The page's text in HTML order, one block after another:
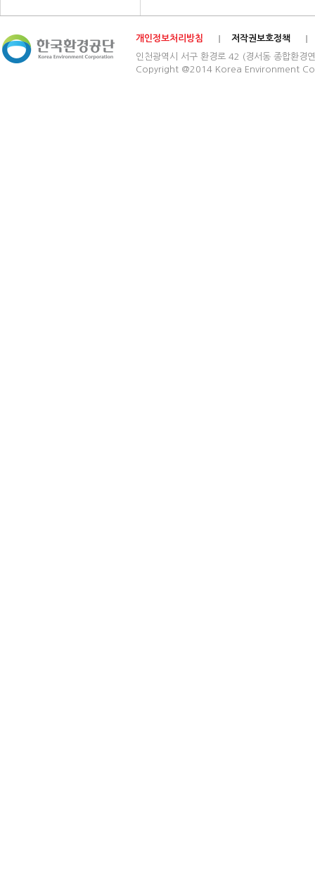
개인정보처리방침
저작권보호정책
인천광역시 서구 환경로 42 (경서동 종합
Copyright @2014 Korea Environment